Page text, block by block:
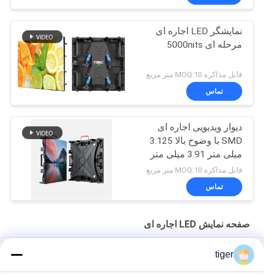
نمایشگر LED اجاره ای
مرحله ای 5000nits
قابل مذاکره MOQ:10 متر مربع
تماس
دیوار ویدیویی اجاره ای
SMD با وضوح بالا 3.125
میلی متر 3.91 میلی متر
پیچ پیکسل
قابل مذاکره MOQ:10 متر مربع
تماس
صفحه نمایش LED اجاره ای
هرتز باکس برق قابل جابجایی
tiger